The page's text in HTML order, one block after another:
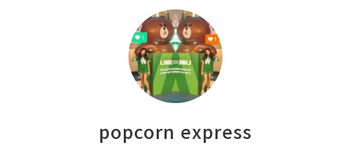
popcorn express